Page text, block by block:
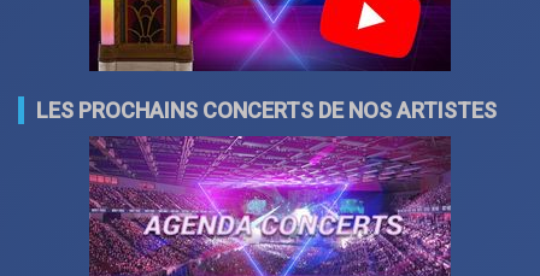
LES PROCHAINS CONCERTS DE NOS ARTISTES